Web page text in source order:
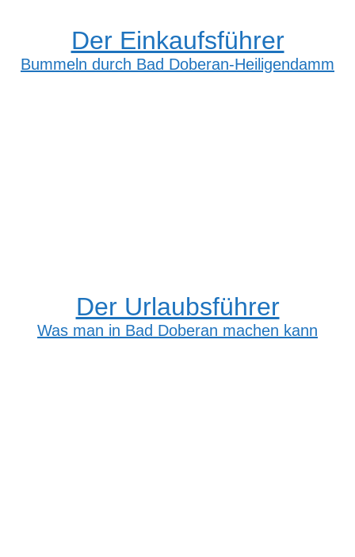
Der Einkaufsführer
Bummeln durch Bad Doberan-Heiligendamm
Der Urlaubsführer
Was man in Bad Doberan machen kann